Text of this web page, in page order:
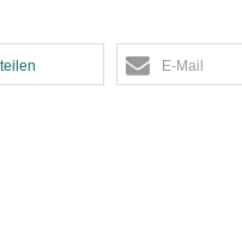
teilen E-Mail